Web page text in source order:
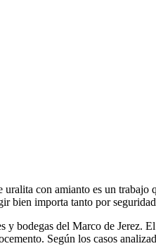
con amianto es un trabajo
bien importa tanto por
y bodegas del Marco de Jerez.
Según los casos